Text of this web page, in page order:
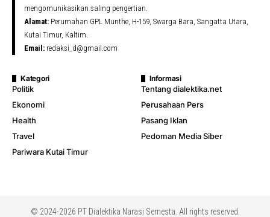
mengomunikasikan saling pengertian.
Alamat: Perumahan GPL Munthe, H-159, Swarga Bara, Sangatta Utara,
Kutai Timur, Kaltim.
Email: redaksi_d@gmail.com
Kategori
Politik
Ekonomi
Health
Travel
Pariwara Kutai Timur
Informasi
Tentang dialektika.net
Perusahaan Pers
Pasang Iklan
Pedoman Media Siber
© 2024-2026 PT Dialektika Narasi Semesta. All rights reserved.